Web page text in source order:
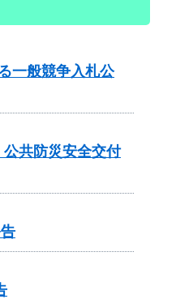
一般競争入札公
共防災安全交付